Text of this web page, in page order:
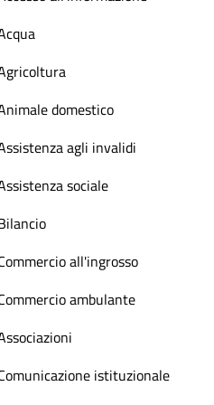
domestico
agli invalidi
sociale
all'ingrosso
ambulante
istituzionale